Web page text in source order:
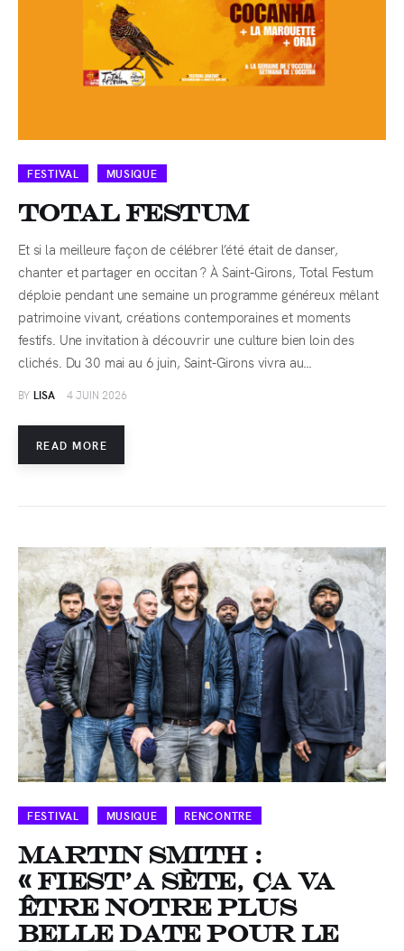
FESTIVAL MUSIQUE
TOTAL FESTUM
Et si la meilleure façon de célébrer l’été était de danser,
chanter et partager en occitan ? À Saint-Girons, Total Festum
déploie pendant une semaine un programme généreux mêlant
patrimoine vivant, créations contemporaines et moments
festifs. Une invitation à découvrir une culture bien loin des
clichés. Du 30 mai au 6 juin, Saint-Girons vivra au…
BY LISA 4 JUIN 2026
READ MORE
FESTIVAL MUSIQUE RENCONTRE
Martin Smith :
« Fiest’A Sète, ça va
être notre plus
belle date pour le